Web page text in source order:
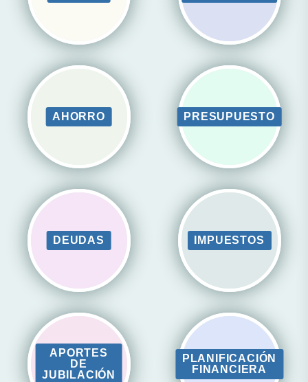
AHORRO PRESUPUESTO
DEUDAS IMPUESTOS
APORTES
DE
JUBILACIÓN
PLANIFICACIÓN
FINANCIERA